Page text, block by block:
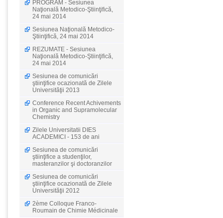
PROGRAM - Sesiunea
Naţională Metodico-Ştiinţifică,
24 mai 2014
Sesiunea Naţională Metodico-
Ştiinţifică, 24 mai 2014
REZUMATE - Sesiunea
Naţională Metodico-Ştiinţifică,
24 mai 2014
Sesiunea de comunicări
ştiinţifice ocazionată de Zilele
Universităţii 2013
Conference Recent Achivements
in Organic and Supramolecular
Chemistry
Zilele Universitatii DIES
ACADEMICI - 153 de ani
Sesiunea de comunicări
ştiinţifice a studenţilor,
masteranzilor şi doctoranzilor
Sesiunea de comunicări
ştiinţifice ocazionată de Zilele
Universităţii 2012
2ème Colloque Franco-
Roumain de Chimie Médicinale